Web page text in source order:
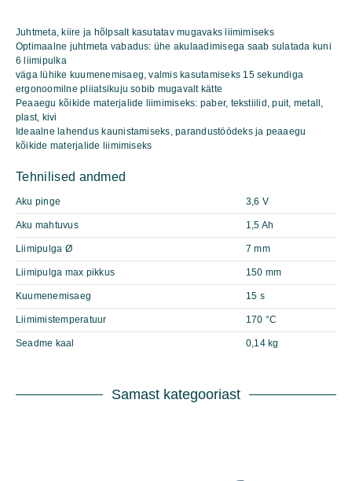
Juhtmeta, kiire ja hõlpsalt kasutatav mugavaks liimimiseks
Optimaalne juhtmeta vabadus: ühe akulaadimisega saab sulatada kuni
6 liimipulka
väga lühike kuumenemisaeg, valmis kasutamiseks 15 sekundiga
ergonoomilne pliiatsikuju sobib mugavalt kätte
Peaaegu kõikide materjalide liimimiseks: paber, tekstiilid, puit, metall,
plast, kivi
Ideaalne lahendus kaunistamiseks, parandustöödeks ja peaaegu
kõikide materjalide liimimiseks
Tehnilised andmed
Aku pinge 3,6 V
Aku mahtuvus 1,5 Ah
Liimipulga Ø 7 mm
Liimipulga max pikkus 150 mm
Kuumenemisaeg 15 s
Liimimistemperatuur 170 °C
Seadme kaal 0,14 kg
Samast kategooriast